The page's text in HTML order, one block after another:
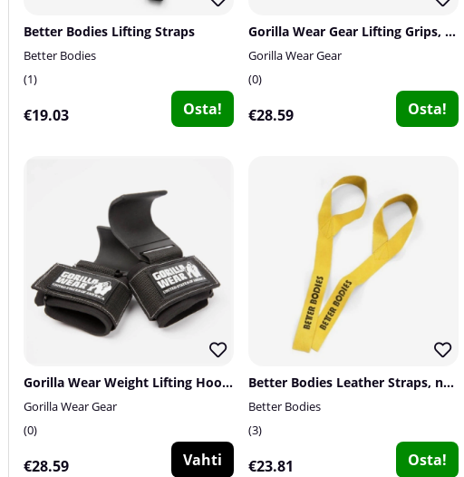
Better Bodies Lifting Straps
Better Bodies
1
€19.03 Osta!
Gorilla Wear Gear Lifting Grips, black
Gorilla Wear Gear
0
€28.59 Osta!
Gorilla Wear Weight Lifting Hooks, black/white
Gorilla Wear Gear
0
€28.59 Vahti
Better Bodies Leather Straps, nature
Better Bodies
3
€23.81 Osta!